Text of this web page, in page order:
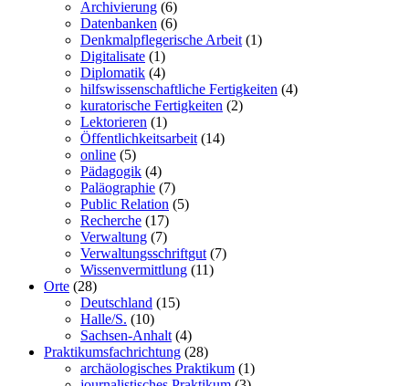
Archivierung (6)
Datenbanken (6)
Denkmalpflegerische Arbeit (1)
Digitalisate (1)
Diplomatik (4)
hilfswissenschaftliche Fertigkeiten (4)
kuratorische Fertigkeiten (2)
Lektorieren (1)
Öffentlichkeitsarbeit (14)
online (5)
Pädagogik (4)
Paläographie (7)
Public Relation (5)
Recherche (17)
Verwaltung (7)
Verwaltungsschriftgut (7)
Wissenvermittlung (11)
Orte (28)
Deutschland (15)
Halle/S. (10)
Sachsen-Anhalt (4)
Praktikumsfachrichtung (28)
archäologisches Praktikum (1)